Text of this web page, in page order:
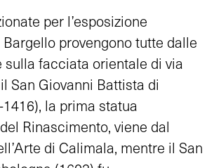
per l’esposizione
provengono tutte dalle
sulla facciata orientale di via
San Giovanni Battista di
la prima statua
Rinascimento, viene dal
di Calimala, mentre il San